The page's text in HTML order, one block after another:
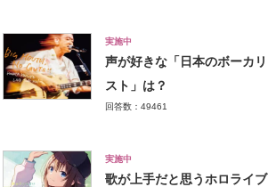
実施中
声が好きな「日本のボーカリ
スト」は？
回答数：49461
実施中
歌が上手だと思うホロライブ